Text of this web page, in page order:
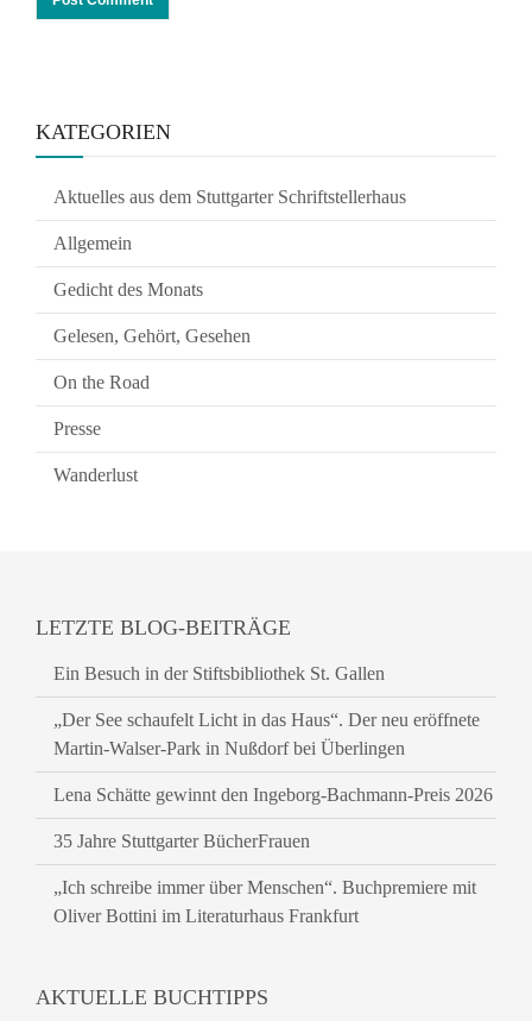
KATEGORIEN
Aktuelles aus dem Stuttgarter Schriftstellerhaus
Allgemein
Gedicht des Monats
Gelesen, Gehört, Gesehen
On the Road
Presse
Wanderlust
LETZTE BLOG-BEITRÄGE
Ein Besuch in der Stiftsbibliothek St. Gallen
„Der See schaufelt Licht in das Haus“. Der neu eröffnete
Martin-Walser-Park in Nußdorf bei Überlingen
Lena Schätte gewinnt den Ingeborg-Bachmann-Preis 2026
35 Jahre Stuttgarter BücherFrauen
„Ich schreibe immer über Menschen“. Buchpremiere mit
Oliver Bottini im Literaturhaus Frankfurt
AKTUELLE BUCHTIPPS